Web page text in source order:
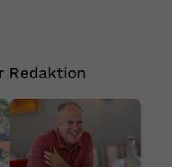
Redaktion